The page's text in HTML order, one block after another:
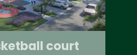
court